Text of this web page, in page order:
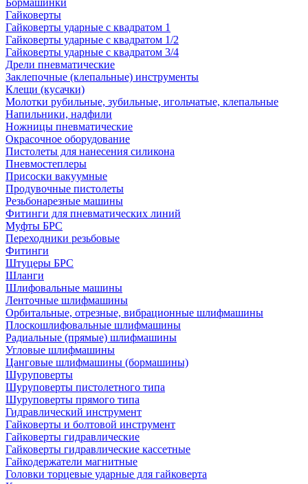
Бормашинки
Гайковерты
Гайковерты ударные с квадратом 1
Гайковерты ударные с квадратом 1/2
Гайковерты ударные с квадратом 3/4
Дрели пневматические
Заклепочные (клепальные) инструменты
Клещи (кусачки)
Молотки рубильные, зубильные, игольчатые, клепальные
Напильники, надфили
Ножницы пневматические
Окрасочное оборудование
Пистолеты для нанесения силикона
Пневмостеплеры
Присоски вакуумные
Продувочные пистолеты
Резьбонарезные машины
Фитинги для пневматических линий
Муфты БРС
Переходники резьбовые
Фитинги
Штуцеры БРС
Шланги
Шлифовальные машины
Ленточные шлифмашины
Орбитальные, отрезные, вибрационные шлифмашины
Плоскошлифовальные шлифмашины
Радиальные (прямые) шлифмашины
Угловые шлифмашины
Цанговые шлифмашины (бормашины)
Шуруповерты
Шуруповерты пистолетного типа
Шуруповерты прямого типа
Гидравлический инструмент
Гайковерты и болтовой инструмент
Гайковерты гидравлические
Гайковерты гидравлические кассетные
Гайкодержатели магнитные
Головки торцевые ударные для гайковерта